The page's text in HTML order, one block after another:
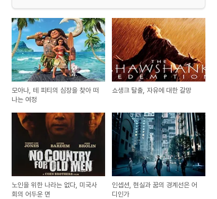
모아나, 테 피티의 심장을 찾아 떠
나는 여정
쇼생크 탈출, 자유에 대한 갈망
노인을 위한 나라는 없다, 미국사
회의 어두운 면
인셉션, 현실과 꿈의 경계선은 어
디인가